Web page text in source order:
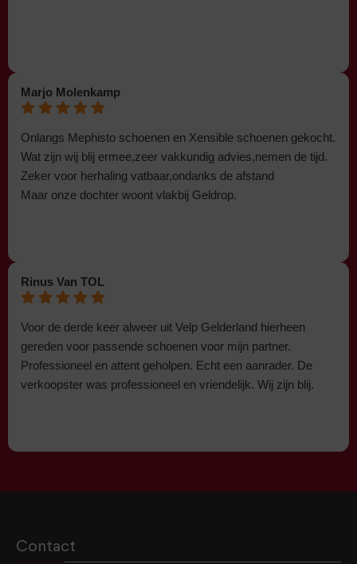
Marjo Molenkamp
Onlangs Mephisto schoenen en Xensible schoenen gekocht.
Wat zijn wij blij ermee,zeer vakkundig advies,nemen de tijd.
Zeker voor herhaling vatbaar,ondanks de afstand
Maar onze dochter woont vlakbij Geldrop.
Rinus Van TOL
Voor de derde keer alweer uit Velp Gelderland hierheen
gereden voor passende schoenen voor mijn partner.
Professioneel en attent geholpen. Echt een aanrader. De
verkoopster was professioneel en vriendelijk. Wij zijn blij.
Contact